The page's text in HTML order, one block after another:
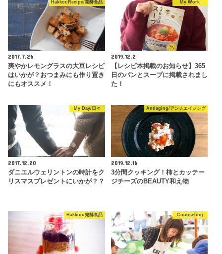
HakkouRecipe/発酵食品
2017.7.26
爽やかレモングラスの大豆レシピ
はいかが？おつまみにも作り置き
にもオススメ！
My Work
2019.12.2
【レシピ本掲載のお知らせ】365
日のパンとスープに掲載されまし
た！
My Day/日々
2017.12.20
ダニエルウェリントンの時計をク
リスマスプレゼントにいかが？？
Antiaging/アンチエイジング
2019.12.16
3分間クッキング！柿とカッテー
ジチーズのBEAUTY和え物
Hakkou/発酵食品 Counseling